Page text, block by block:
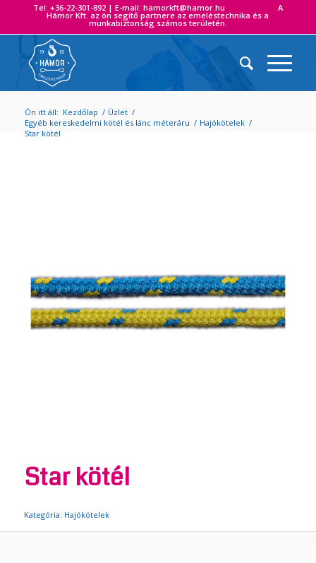
Tel: +36-22-301-892 | E-mail: hamorkft@hamor.hu A
Hámor Kft. az ön segítő partnere az emeléstechnika és a
munkabiztonság számos területén.
Ön itt áll: Kezdőlap / Üzlet /
Egyéb kereskedelmi kötél és lánc méteráru / Hajókötelek /
Star kötél
Star kötél
Kategória: Hajókötelek